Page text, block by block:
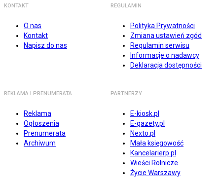
KONTAKT
O nas
Kontakt
Napisz do nas
REGULAMIN
Polityka Prywatności
Zmiana ustawień zgód
Regulamin serwisu
Informacje o nadawcy
Deklaracja dostępności
REKLAMA I PRENUMERATA
Reklama
Ogłoszenia
Prenumerata
Archiwum
PARTNERZY
E-kiosk.pl
E-gazety.pl
Nexto.pl
Mała księgowość
Kancelarierp.pl
Wieści Rolnicze
Życie Warszawy